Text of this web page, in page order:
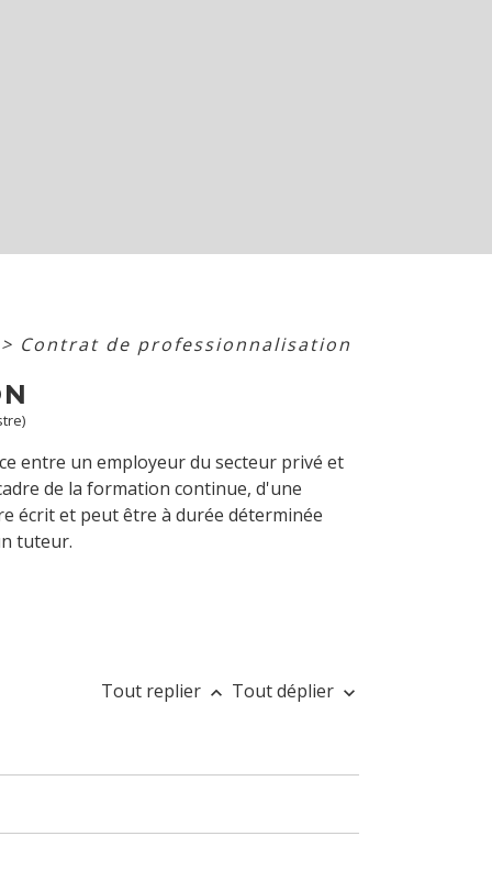
Contrat de professionnalisation
entre un employeur du secteur privé et
de la formation continue, d'une
écrit et peut être à durée déterminée
tuteur.
Tout replier keyboard_arrow_up Tout déplier keyboard_arrow_down